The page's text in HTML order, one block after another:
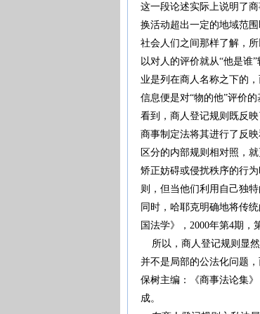
这一段论述实际上说明了
换活动超出一定的地域范
社会人们之间那样了解，
以对人的评价就从“他是谁
业是列在商人名称之下的
信息便是对“物的他”评价
看到，商人登记规则既反
商事制定法将其进行了反
区分的内部规则相对照，
矫正妨碍或侵扰秩序的行
则，但当他们利用自己独
同时，哈耶克明确地将传
国法学》，2000年第4期，
所以，商人登记规则显然
并不是局部的公法化问题
保树主编：《商事法论集
成。